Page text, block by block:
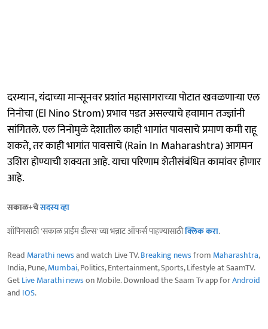
दरम्यान, यंदाच्या मान्सूनवर प्रशांत महासागराच्या पोटात खवळणाऱ्या एल
निनोचा (El Nino Strom) प्रभाव पडत असल्याचे हवामान तज्ज्ञांनी
सांगितले. एल निनोमुळे देशातील काही भागांत पावसाचे प्रमाण कमी राहू
शकते, तर काही भागांत पावसाचे (Rain In Maharashtra) आगमन
उशिरा होण्याची शक्यता आहे. याचा परिणाम शेतीसंबंधित कामांवर होणार
आहे.
सकाळ+चेसदस्य व्हा
शॉपिंगसाठी 'सकाळ प्राईम डील्स'च्या भन्नाट ऑफर्स पाहण्यासाठीक्लिक करा.
Read Marathi newsand watch Live TV.Breaking newsfrom Maharashtra,
India, Pune,Mumbai, Politics, Entertainment, Sports, Lifestyle at SaamTV.
GetLive Marathi newson Mobile. Download the Saam Tv app forAndroid
and IOS.